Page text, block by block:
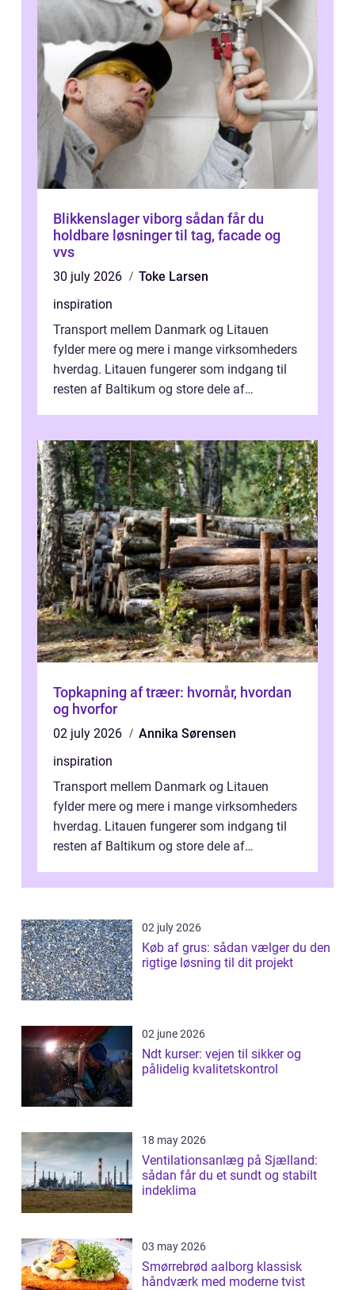
Blikkenslager viborg sådan får du
holdbare løsninger til tag, facade og
vvs
30 july 2026
Toke Larsen
inspiration
Transport mellem Danmark og Litauen
fylder mere og mere i mange virksomheders
hverdag. Litauen fungerer som indgang til
resten af Baltikum og store dele af
Topkapning af træer: hvornår, hvordan
og hvorfor
02 july 2026
Annika Sørensen
inspiration
Transport mellem Danmark og Litauen
fylder mere og mere i mange virksomheders
hverdag. Litauen fungerer som indgang til
resten af Baltikum og store dele af
02 july 2026
Køb af grus: sådan vælger du den
rigtige løsning til dit projekt
02 june 2026
Ndt kurser: vejen til sikker og
pålidelig kvalitetskontrol
18 may 2026
Ventilationsanlæg på Sjælland:
sådan får du et sundt og stabilt
indeklima
03 may 2026
Smørrebrød aalborg klassisk
håndværk med moderne tvist